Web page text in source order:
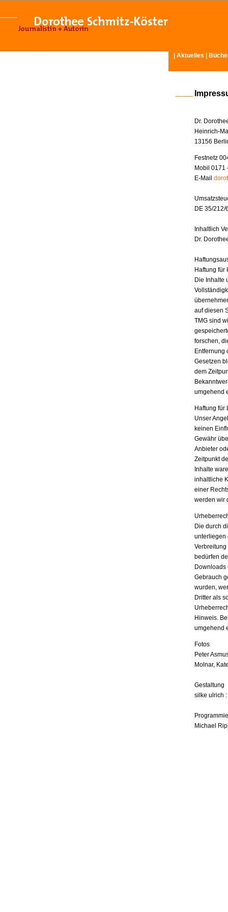
Aktuelles
Dr.
Heinrich-
13156
Festnetz
Mobil 0171
E-Mail
DE 35/212/
Inhaltlich
Dr.
Haftung für
Die Inhalte
auf diesen
TMG sind
forschen,
Entfernung
Gesetzen
dem
umgehend
Haftung für
Unser
keinen
Gewähr
Anbieter
Zeitpunkt
Inhalte
inhaltliche
einer
werden wir
Die durch
unterliegen
bedürfen
Downloads
Gebrauch
wurden,
Dritter als
Hinweis.
umgehend
Fotos
Peter
Molnar,
Gestaltung
silke ulrich
Michael